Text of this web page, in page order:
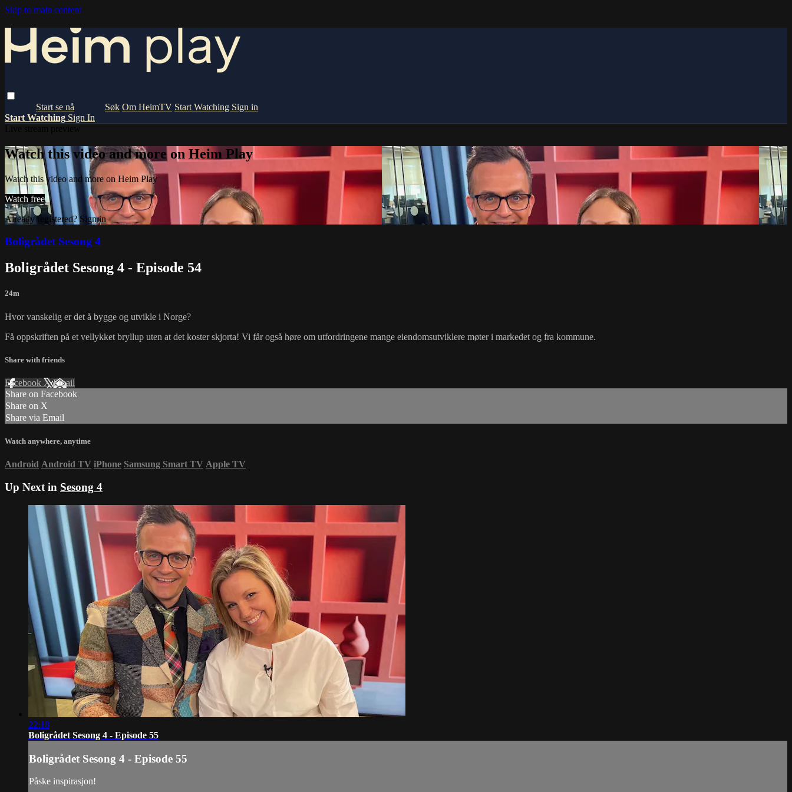
Skip to main content
Om HeimTV Start Watching Sign in
Start Watching Sign In
Watch this video and more on Heim Play
Watch this video and more on Heim Play
Watch free
Already registered?Sign in
Boligrådet Sesong 4
Boligrådet Sesong 4 - Episode 54
24m
Hvor vanskelig er det å bygge og utvikle i Norge?
Få oppskriften på et vellykket bryllup uten at det koster skjorta! Vi får også høre om utfordringene mange eiendomsutviklere møter i markedet og fra kommune.
Share with friends
Facebook XEmail
Share on Facebook
Share on X
Share via Email
Watch anywhere, anytime
Android Android TV iPhone Samsung Smart TV Apple TV
Up Next in Sesong 4
22:18
Boligrådet Sesong 4 - Episode 55
Boligrådet Sesong 4 - Episode 55
Påske inspirasjon!